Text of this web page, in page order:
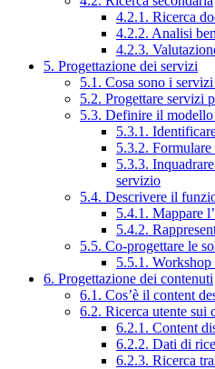
4.2.1. Ricerca
4.2.2. Analisi
4.2.3.
5. Progettazione dei servizi
5.1. Cosa sono i
5.2. Progettare servizi
5.3. Definire il
5.3.1.
5.3.2.
5.3.3.
servizio
5.4. Descrivere il
5.4.1. Mappare
5.4.2.
5.5. Co-progettare le
5.5.1.
6. Progettazione dei contenuti
6.1. Cos’è il content
6.2. Ricerca utente sui
6.2.1. Content
6.2.2. Dati di
6.2.3. Ricerca